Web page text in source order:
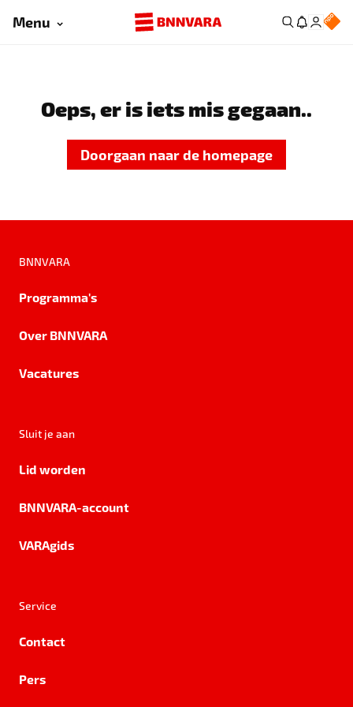
Menu
Oeps, er is iets mis gegaan..
Doorgaan naar de homepage
BNNVARA
Programma's
Over BNNVARA
Vacatures
Sluit je aan
Lid worden
BNNVARA-account
VARAgids
Service
Contact
Pers